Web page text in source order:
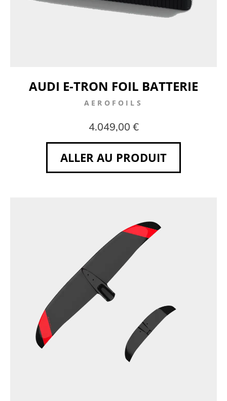
AUDI E-TRON FOIL BATTERIE
AEROFOILS
4.049,00 €
ALLER AU PRODUIT